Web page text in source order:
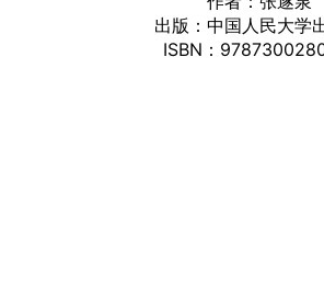
出版：中国人民大学
ISBN：